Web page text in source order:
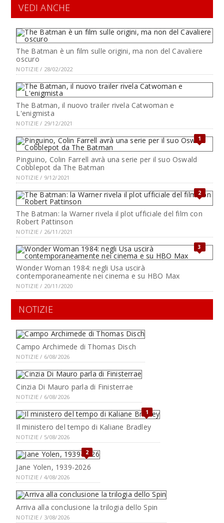
VEDI ANCHE
The Batman è un film sulle origini, ma non del Cavaliere
oscuro
NOTIZIE / 28/02/2022
The Batman, il nuovo trailer rivela Catwoman e
L'enigmista
NOTIZIE / 29/12/2021
1
Pinguino, Colin Farrell avrà una serie per il suo Oswald
Cobblepot da The Batman
NOTIZIE / 9/12/2021
2
The Batman: la Warner rivela il plot ufficiale del film con
Robert Pattinson
NOTIZIE / 26/11/2021
3
Wonder Woman 1984: negli Usa uscirà
contemporaneamente nei cinema e su HBO Max
NOTIZIE / 20/11/2020
NOTIZIE
Campo Archimede di Thomas Disch
NOTIZIE / 6/08/2026
Cinzia Di Mauro parla di Finisterrae
NOTIZIE / 6/08/2026
1
Il ministero del tempo di Kaliane Bradley
NOTIZIE / 5/08/2026
2
Jane Yolen, 1939-2026
NOTIZIE / 4/08/2026
Arriva alla conclusione la trilogia dello Spin
NOTIZIE / 3/08/2026